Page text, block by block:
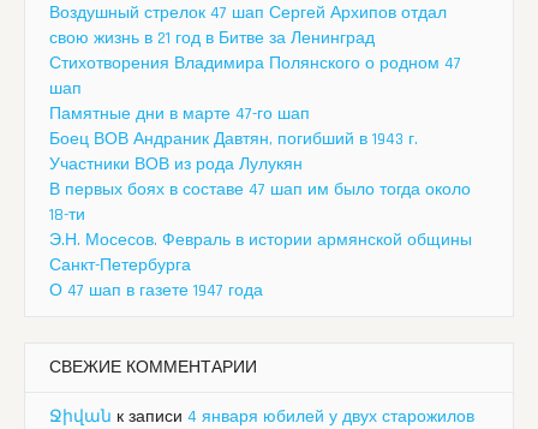
Воздушный стрелок 47 шап Сергей Архипов отдал
свою жизнь в 21 год в Битве за Ленинград
Стихотворения Владимира Полянского о родном 47
шап
Памятные дни в марте 47-го шап
Боец ВОВ Андраник Давтян, погибший в 1943 г.
Участники ВОВ из рода Лулукян
В первых боях в составе 47 шап им было тогда около
18-ти
Э.Н. Мосесов. Февраль в истории армянской общины
Санкт-Петербурга
О 47 шап в газете 1947 года
СВЕЖИЕ КОММЕНТАРИИ
Ջիվան к записи 4 января юбилей у двух старожилов